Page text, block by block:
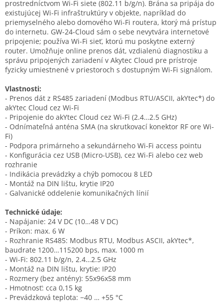
prostredníctvom Wi-Fi siete (802.11 b/g/n). Brána sa pripája do
existujúcej Wi-Fi infraštruktúry v objekte, napríklad do
priemyselného alebo domového Wi-Fi routera, ktorý má prístup
do internetu. GW-24-Cloud sám o sebe nevytvára internetové
pripojenie; používa Wi-Fi sieť, ktorú mu poskytne externý
router. Umožňuje online prenos dát, vzdialenú diagnostiku a
správu pripojených zariadení v Akytec Cloud pre prístroje
fyzicky umiestnené v priestoroch s dostupným Wi-Fi signálom.
Vlastnosti:
- Prenos dát z RS485 zariadení (Modbus RTU/ASCII, akYtec*) do
akYtec Cloud cez Wi-Fi
- Pripojenie do akYtec Cloud cez Wi-Fi (2.4…2.5 GHz)
- Odnímateľná anténa SMA (na skrutkovací konektor RF ore Wi-
Fi)
- Podpora primárneho a sekundárneho Wi-Fi access pointu
- Konfigurácia cez USB (Micro-USB), cez Wi-Fi alebo cez web
rozhranie
- Indikácia prevádzky a chýb pomocou 8 LED
- Montáž na DIN lištu, krytie IP20
- Galvanické oddelenie komunikačných línií
Technické údaje:
- Napájanie: 24 V DC (10…48 V DC)
- Príkon: max. 6 W
- Rozhranie RS485: Modbus RTU, Modbus ASCII, akYtec*,
baudrate 1200…115200 bps, max. 1000 m
- Wi-Fi: 802.11 b/g/n, 2.4…2.5 GHz
- Montáž na DIN lištu, krytie: IP20
- Rozmery (bez antény): 55x96x58 mm
- Hmotnosť: cca 0,15 kg
- Prevádzková teplota: −40 … +55 °C